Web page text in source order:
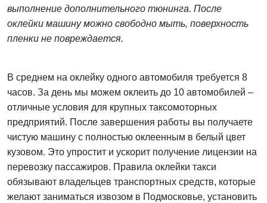
выполнение дополнительного тюнинга. После
оклейки машину можно свободно мыть, поверхность
пленки не повреждается.
В среднем на оклейку одного автомобиля требуется 8
часов. За день мы можем оклеить до 10 автомобилей –
отличные условия для крупных таксомоторных
предприятий. После завершения работы вы получаете
чистую машину с полностью оклеенным в белый цвет
кузовом. Это упростит и ускорит получение лицензии на
перевозку пассажиров. Правила оклейки такси
обязывают владельцев транспортных средств, которые
желают заниматься извозом в Подмосковье, установить